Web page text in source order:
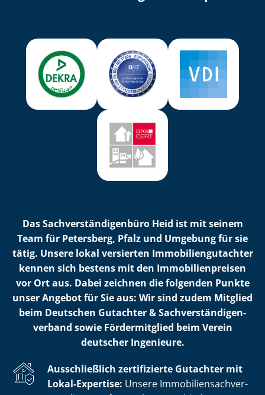
Das Sach­ver­stän­di­gen­bü­ro Heid ist mit seinem
Team für Petersberg, Pfalz und Umgebung für sie
tätig. Unsere lokal versierten Im­mo­bi­li­en­gut­ach­ter
kennen sich bestens mit den Im­mo­bi­li­en­prei­sen
vor Ort aus. Dabei zeichnen die folgenden Punkte
unser Angebot für Sie aus: Wir sind zudem Mitglied
beim Deutschen Gutachter & Sach­ver­stän­di­gen­
ver­band sowie Fördermitglied beim Verein
deutscher Ingenieure.
Ausschließlich zertifizierte Gutachter mit
Lokal-Expertise: Unsere Im­mo­bi­li­en­sach­ver­